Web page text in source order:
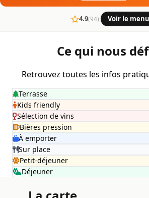
· 4.9(94)· Voir le menu
Ce qui nous
Retrouvez toutes les infos
Terrasse
Kids friendly
Sélection de vins
Bières pression
À emporter
Sur place
Petit-déjeuner
Déjeuner